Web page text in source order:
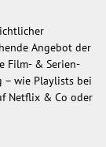
Angebot der
Film- & Serien-
– wie Playlists bei
Netflix & Co oder